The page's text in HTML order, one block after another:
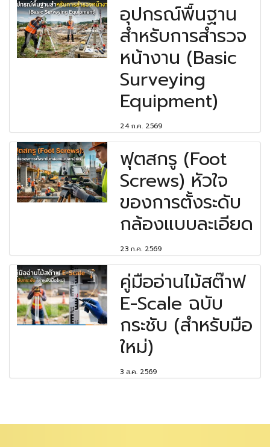
อุปกรณ์พื้นฐาน
สำหรับการสำรวจ
หน้างาน (Basic
Surveying
Equipment)
24 ก.ค. 2569
ฟุตสกรู (Foot
Screws) หัวใจ
ของการตั้งระดับ
กล้องแบบละเอียด
23 ก.ค. 2569
คู่มืออ่านไม้สต๊าฟ
E-Scale ฉบับ
กระชับ (สำหรับมือ
ใหม่)
3 ส.ค. 2569